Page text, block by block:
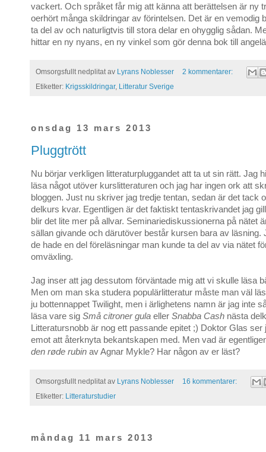
vackert. Och språket får mig att känna att berättelsen är ny
oerhört många skildringar av förintelsen. Det är en vemodig
ta del av och naturligtvis till stora delar en ohygglig sådan.
hittar en ny nyans, en ny vinkel som gör denna bok till
Omsorgsfullt nedplitat av Lyrans Noblesser
2 kommentarer:
Etiketter: Krigsskildringar, Litteratur Sverige
onsdag 13 mars 2013
Pluggtrött
Nu börjar verkligen litteraturpluggandet att ta ut sin rätt. Jag
läsa något utöver kurslitteraturen och jag har ingen ork att
bloggen. Just nu skriver jag tredje tentan, sedan är det tack
delkurs kvar. Egentligen är det faktiskt tentaskrivandet jag
blir det lite mer på allvar. Seminariediskussionerna på nätet
sällan givande och därutöver består kursen bara av läsning.
de hade en del föreläsningar man kunde ta del av via nätet
omväxling.
Jag inser att jag dessutom förväntade mig att vi skulle läsa
Men om man ska studera populärlitteratur måste man väl
ju bottennappet Twilight, men i ärlighetens namn är jag inte
läsa vare sig Små citroner gula eller Snabba Cash nästa
Litteratursnobb är nog ett passande epitet ;) Doktor Glas ser
emot att återknyta bekantskapen med. Men vad är
den røde rubin av Agnar Mykle? Har någon av er läst?
Omsorgsfullt nedplitat av Lyrans Noblesser
16 kommentarer:
Etiketter: Litteraturstudier
måndag 11 mars 2013